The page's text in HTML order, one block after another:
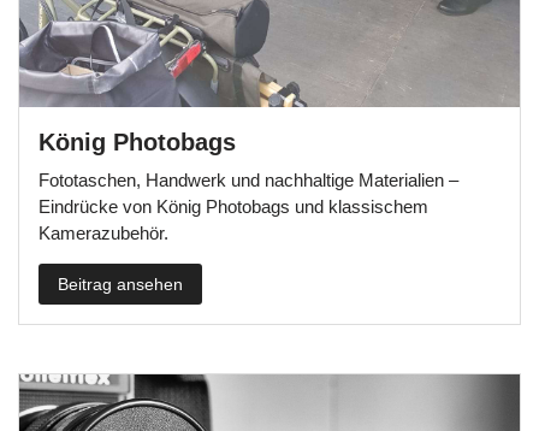
König Photobags
Fototaschen, Handwerk und nachhaltige Materialien –
Eindrücke von König Photobags und klassischem
Kamerazubehör.
Beitrag ansehen